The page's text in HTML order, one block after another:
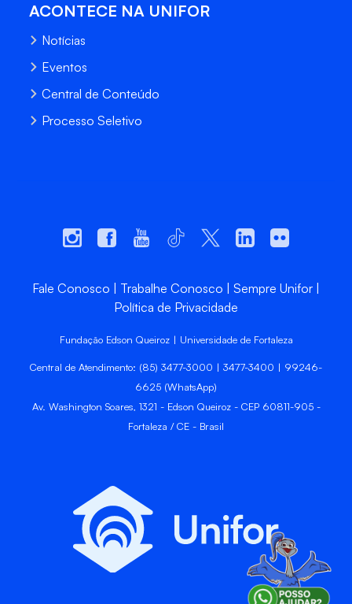
ACONTECE NA UNIFOR
Notícias
Eventos
Central de Conteúdo
Processo Seletivo
Fale Conosco Trabalhe Conosco
Sempre Unifor
Política de Privacidade
Fundação Edson Queiroz | Universidade de Fortaleza
Central de Atendimento: (85) 3477-3000 | 3477-3400 | 99246-
6625 (WhatsApp)
Av. Washington Soares, 1321 - Edson Queiroz - CEP 60811-905 -
Fortaleza / CE - Brasil